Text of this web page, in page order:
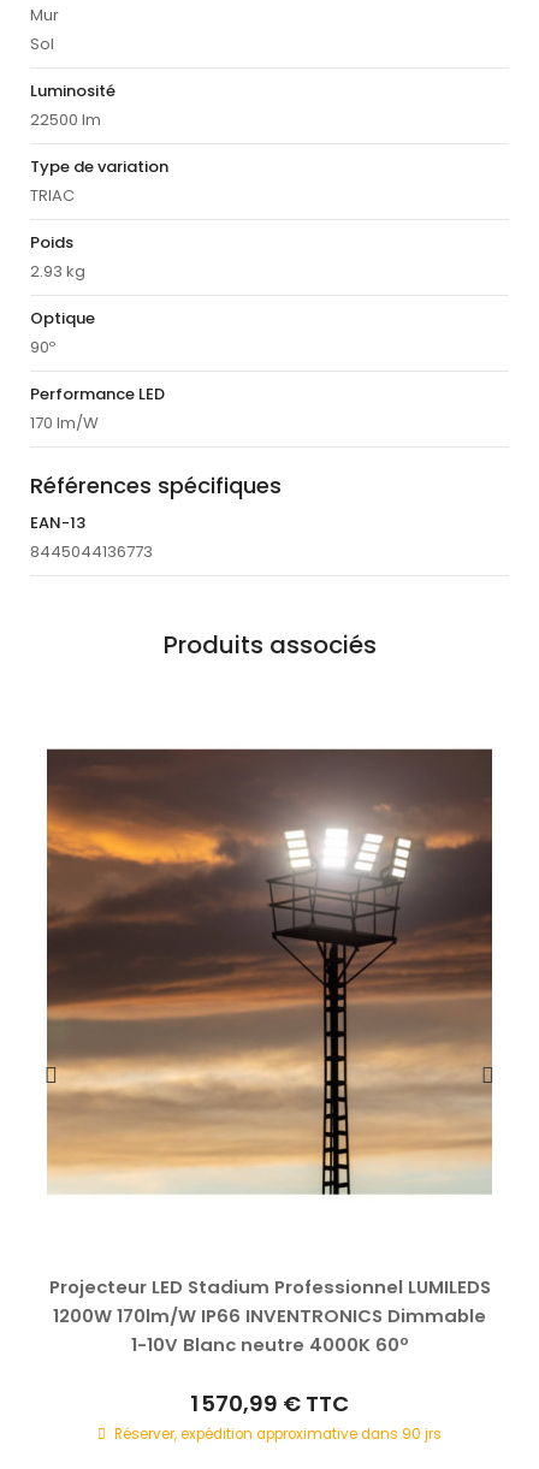
Mur
Sol
Luminosité
22500 lm
Type de variation
TRIAC
Poids
2.93 kg
Optique
90º
Performance LED
170 lm/W
Références spécifiques
EAN-13
8445044136773
Produits associés
Projecteur LED Stadium Professionnel LUMILEDS
1200W 170lm/W IP66 INVENTRONICS Dimmable
1-10V Blanc neutre 4000K 60º
1 570,99 € TTC
Réserver, expédition approximative dans 90 jrs